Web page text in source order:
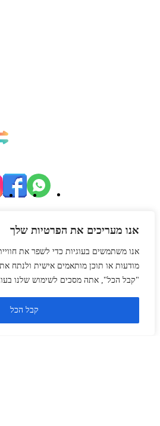
אנו מעריכים את הפרטיות שלך
אנו משתמשים בעוגיות כדי לשפר את
מודעות או תוכן מותאמים אישית ולנתח
"קבל הכל", אתה מסכים לשימוש שלנו
קבל הכל
0723941168
ראשי
בלוג